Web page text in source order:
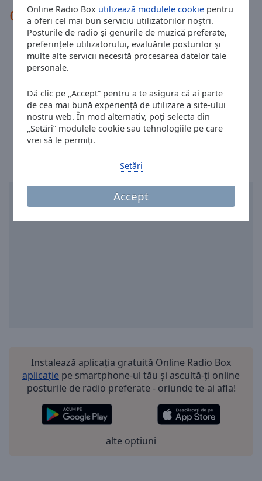
Online Radio Box utilizează modulele cookie pentru
a oferi cel mai bun serviciu utilizatorilor noștri.
Posturile de radio și genurile de muzică preferate,
preferințele utilizatorului, evaluările posturilor și
multe alte servicii necesită procesarea datelor tale
personale.
Dă clic pe „Accept” pentru a te asigura că ai parte
de cea mai bună experiență de utilizare a site-ului
nostru web. În mod alternativ, poți selecta din
„Setări” modulele cookie sau tehnologiile pe care
vrei să le permiți.
Accept
Setări
Close
window.
Contacte radio
Telefon:
+0770797799
Site:
radiotransilvania.ro
WhatsApp: +0359170000
Facebook:
@RadioTransilvania.Ro
Ora în Satu Mare:17:35,08.07.2026
Instalează aplicația gratuită Online Radio Box
aplicație pe smartphone-ul tău și ascultă-ți online
posturile de radio preferate - oriunde te-ai afla!
alte optiuni